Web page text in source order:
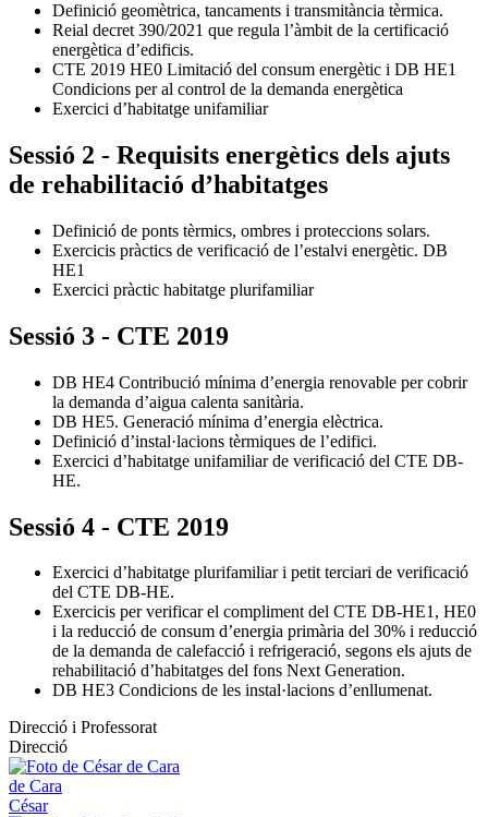
Definició geomètrica, tancaments i transmitància tèrmica.
Reial decret 390/2021 que regula l’àmbit de la certificació
energètica d’edificis.
CTE 2019 HE0 Limitació del consum energètic i DB HE1
Condicions per al control de la demanda energètica
Exercici d’habitatge unifamiliar
Sessió 2 - Requisits energètics dels ajuts
de rehabilitació d’habitatges
Definició de ponts tèrmics, ombres i proteccions solars.
Exercicis pràctics de verificació de l’estalvi energètic. DB
HE1
Exercici pràctic habitatge plurifamiliar
Sessió 3 - CTE 2019
DB HE4 Contribució mínima d’energia renovable per cobrir
la demanda d’aigua calenta sanitària.
DB HE5. Generació mínima d’energia elèctrica.
Definició d’instal·lacions tèrmiques de l’edifici.
Exercici d’habitatge unifamiliar de verificació del CTE DB-
HE.
Sessió 4 - CTE 2019
Exercici d’habitatge plurifamiliar i petit terciari de verificació
del CTE DB-HE.
Exercicis per verificar el compliment del CTE DB-HE1, HE0
i la reducció de consum d’energia primària del 30% i reducció
de la demanda de calefacció i refrigeració, segons els ajuts de
rehabilitació d’habitatges del fons Next Generation.
DB HE3 Condicions de les instal·lacions d’enllumenat.
Direcció i Professorat
Direcció
de Cara
César